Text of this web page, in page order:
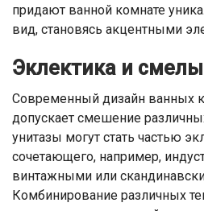
придают ванной комнате
вид, становясь акцентными
Эклектика и
Современный дизайн ванных
допускает смешение
унитазы могут стать частью
сочетающего, например,
винтажными или
Комбинирование различных